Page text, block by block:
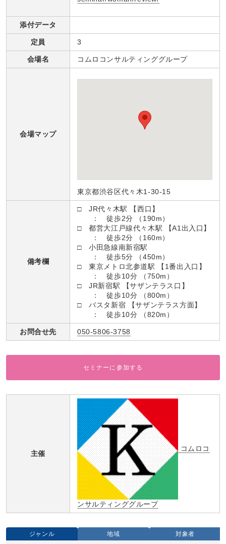
添付データ
定員 3
会場名 コムロコンサルティンググループ
会場マップ
東京都渋谷区代々木1-30-15
備考欄
□ JR代々木駅 【西口】
： 徒歩2分 （190m）
□ 都営大江戸線代々木駅 【A1出入口】
： 徒歩2分 （160m）
□ 小田急線南新宿駅
： 徒歩5分 （450m）
□ 東京メトロ北参道駅 【1番出入口】
： 徒歩10分 （750m）
□ JR新宿駅 【サザンテラス口】
： 徒歩10分 （800m）
□ バスタ新宿 【サザンテラス方面】
： 徒歩10分 （820m）
お問合せ先 050-5806-3758
セミナーに参加する
主催
コムロコ
ンサルティンググループ
ジャンル 地域 対象者